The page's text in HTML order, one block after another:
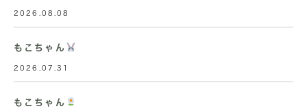
2026.08.08
もこちゃん
2026.07.31
もこちゃん